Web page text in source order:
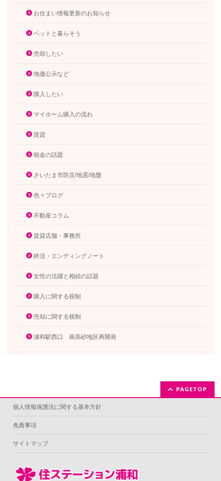
お住まい情報更新のお知らせ
ペットと暮らそう
売却したい
地価公示など
購入したい
マイホーム購入の流れ
賃貸
税金の話題
さいたま市防災/地震/地盤
色々ブログ
不動産コラム
賃貸店舗・事務所
終活・エンディングノート
女性の活躍と相続の話題
購入に関する税制
売却に関する税制
浦和駅西口 南高砂地区再開発
PAGETOP
個人情報保護法に関する基本方針
免責事項
サイトマップ